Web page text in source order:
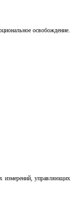
освобождение.
измерений, управляющих